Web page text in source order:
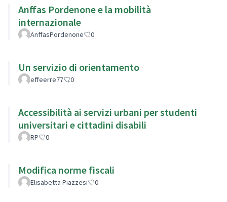
Anffas Pordenone e la mobilità
internazionale
AnffasPordenone 0
Un servizio di orientamento
effeerre77 0
Accessibilità ai servizi urbani per studenti
universitari e cittadini disabili
RP 0
Modifica norme fiscali
Elisabetta Piazzesi 0